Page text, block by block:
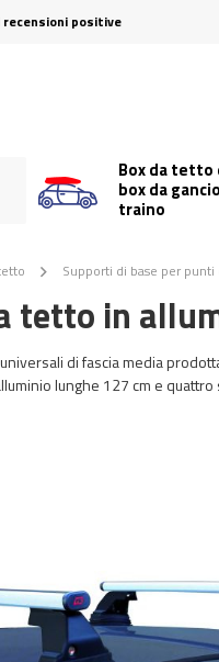
recensioni positive
Box da tetto
box da
traino
Supporti di base per
tetto in
di fascia media
lunghe 127 cm e